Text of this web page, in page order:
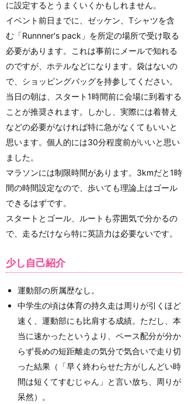
に設定するとうまくいくかもしれません。
イベント前日までに、ゼッケン、Tシャツを含
む「Runnner's pack」を所定の場所で受け取る
必要があります。これは事前にメールで知れる
のですが、ホテルなどになります。袋はないの
で、ショッピングバッグを持参してください。
当日の朝は、スタート1時間前に会場に到着する
ことが推奨されます。しかし、実際には着替え
などの必要がなければ特に急がなくてもいいと
思います。個人的には30分程度前がいいと思い
ました。
マラソンには制限時間があります。3kmだと1時
間の時間設定なので、歩いても理論上はゴール
できるはずです。
スタートとゴール、ルートも雰囲気で分かるの
で、走るだけなら特に英語力は必要ないです。
少し自己紹介
運動部の所属歴なし。
中学生の頃は体育の持久走は周りが引くほど
速く、運動部にも比肩する成績。ただし、本
当に速かったというより、ペース配分が分か
らず長めの短距離走の気分で気合いで走り切
った結果（「早く終わらせた方がしんどい時
間は短くてすむじゃん」と言い放ち、周りが
呆然）。